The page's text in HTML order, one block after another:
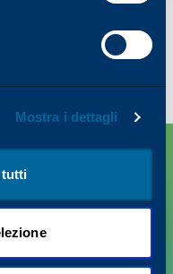
Mostra i dettagli
tutti